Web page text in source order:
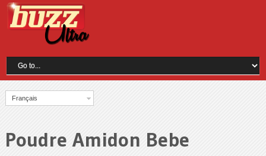
Français
Poudre Amidon Bebe